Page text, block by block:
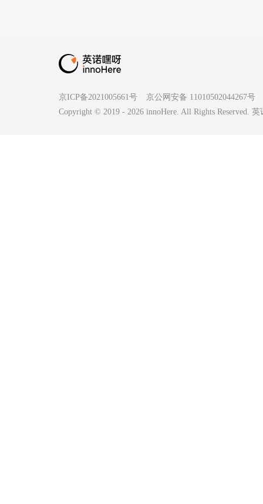
京ICP备2021005661号
京公网安备 11010502044267号
Copyright © 2019 - 2026 innoHere. All Rights Reserved.